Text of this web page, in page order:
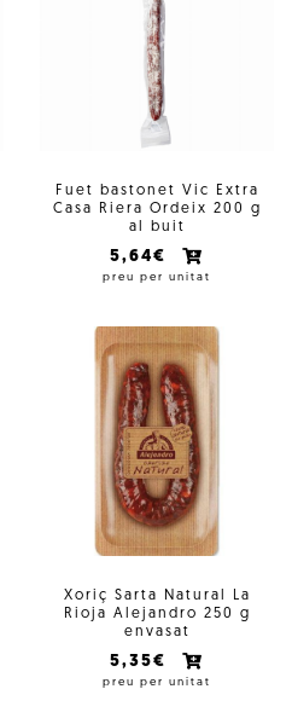
Fuet bastonet Vic Extra
Casa Riera Ordeix 200 g
al buit
5,64€
preu per unitat
Xoriç Sarta Natural La
Rioja Alejandro 250 g
envasat
5,35€
preu per unitat